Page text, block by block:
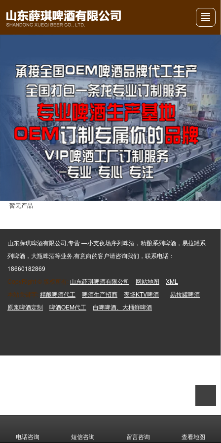
暂无产品
山东薛琪啤酒有限公司,专营 —小支夜场序列啤酒，精酿系列啤酒，易拉罐系
列啤酒，大瓶啤酒等业务,有意向的客户请咨询我们，联系电话：
18660182869
CopyRight © 版权所有: 山东薛琪啤酒有限公司 网站地图
XML
本站关键字: 精酿啤酒代工 啤酒生产招商 夜场KTV啤酒
易拉罐啤酒
原浆啤酒定制
啤酒OEM代工 白啤啤酒、大桶鲜啤酒
电话咨询 短信咨询 留言咨询 查看地图